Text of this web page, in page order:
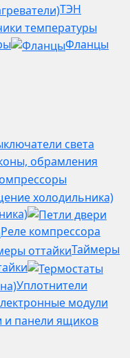
ТЭН
Фланцы
Реле компрессора
Таймеры
Уплотнители
модули
панели ящиков